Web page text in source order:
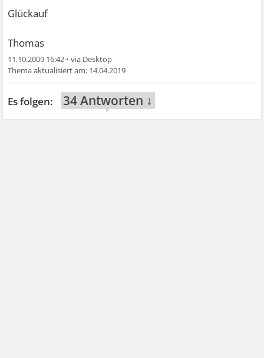
Glückauf
Thomas
11.10.2009 16:42 •
14.04.2019
34 Antworten ↓